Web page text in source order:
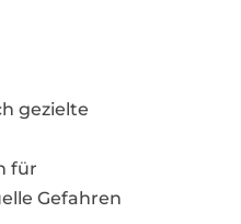
gezielte
für
Gefahren